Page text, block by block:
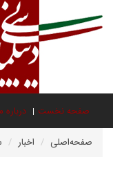
صفحه نخست درباره
صفحه‌اصلی اخبار